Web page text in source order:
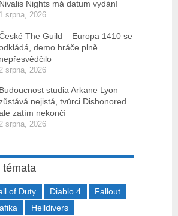
Nivalis Nights má datum vydání
1 srpna, 2026
The Guild – Europa 1410 se
demo hráče plně
nepřesvědčilo
2 srpna, 2026
Budoucnost studia Arkane Lyon
nejistá, tvůrci Dishonored
zatím nekončí
2 srpna, 2026
témata
of Duty Diablo 4
Fallout
Helldivers